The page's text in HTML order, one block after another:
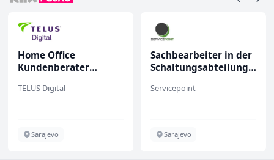
Home Office
Kundenberater
TELUS Digital
Sarajevo
Sachbearbeiter in der
Schaltungsabteilung
Servicepoint
Sarajevo